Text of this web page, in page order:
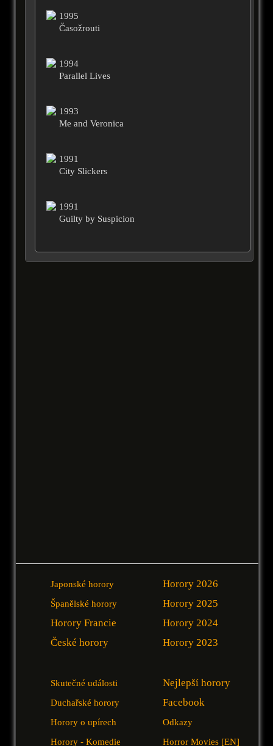
1995
Časožrouti
1994
Parallel Lives
1993
Me and Veronica
1991
City Slickers
1991
Guilty by Suspicion
Japonské horory
Španělské horory
Horory Francie
České horory
Horory 2026
Horory 2025
Horory 2024
Horory 2023
Skutečné události
Duchařské horory
Horory o upírech
Horory - Komedie
Nejlepší horory
Facebook
Odkazy
Horror Movies [EN]